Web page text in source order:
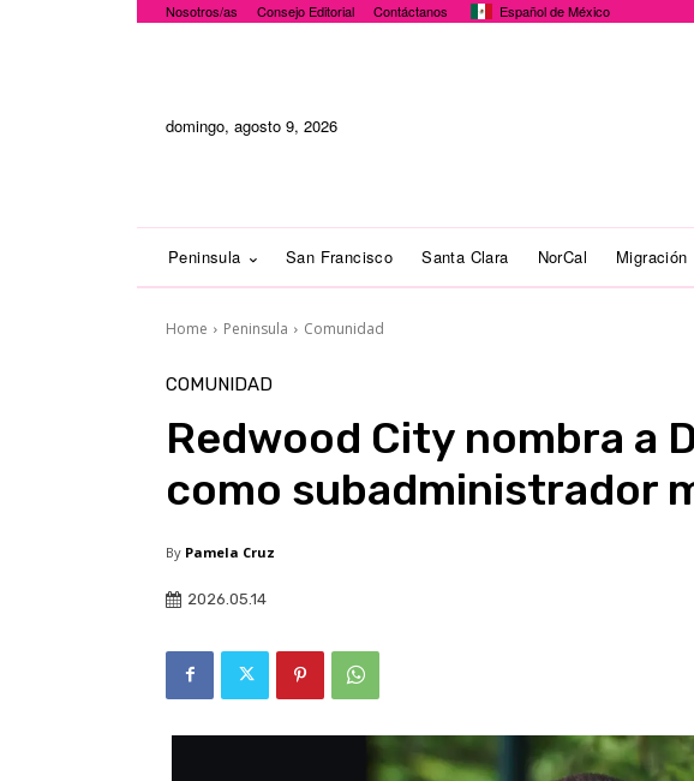
Nosotros/as Consejo Editorial Contáctanos Español de México
domingo, agosto 9, 2026
Peninsula San Francisco Santa Clara NorCal Migración
Home Peninsula Comunidad
COMUNIDAD
Redwood City nombra a
como subadministrador
By Pamela Cruz
2026.05.14